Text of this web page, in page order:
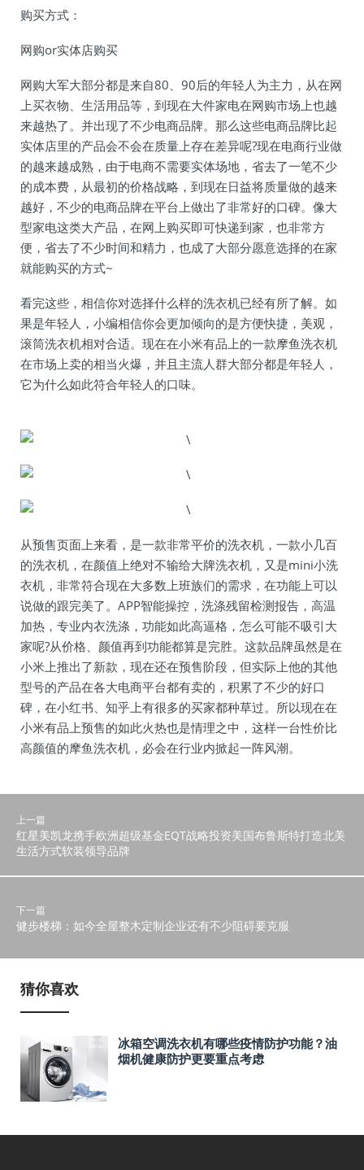
购买方式：
网购or实体店购买
网购大军大部分都是来自80、90后的年轻人为主力，从在网
上买衣物、生活用品等，到现在大件家电在网购市场上也越
来越热了。并出现了不少电商品牌。那么这些电商品牌比起
实体店里的产品会不会在质量上存在差异呢?现在电商行业做
的越来越成熟，由于电商不需要实体场地，省去了一笔不少
的成本费，从最初的价格战略，到现在日益将质量做的越来
越好，不少的电商品牌在平台上做出了非常好的口碑。像大
型家电这类大产品，在网上购买即可快递到家，也非常方
便，省去了不少时间和精力，也成了大部分愿意选择的在家
就能购买的方式~
看完这些，相信你对选择什么样的洗衣机已经有所了解。如
果是年轻人，小编相信你会更加倾向的是方便快捷，美观，
滚筒洗衣机相对合适。现在在小米有品上的一款摩鱼洗衣机
在市场上卖的相当火爆，并且主流人群大部分都是年轻人，
它为什么如此符合年轻人的口味。
从预售页面上来看，是一款非常平价的洗衣机，一款小几百
的洗衣机，在颜值上绝对不输给大牌洗衣机，又是mini小洗
衣机，非常符合现在大多数上班族们的需求，在功能上可以
说做的跟完美了。APP智能操控，洗涤残留检测报告，高温
加热，专业内衣洗涤，功能如此高逼格，怎么可能不吸引大
家呢?从价格、颜值再到功能都算是完胜。这款品牌虽然是在
小米上推出了新款，现在还在预售阶段，但实际上他的其他
型号的产品在各大电商平台都有卖的，积累了不少的好口
碑，在小红书、知乎上有很多的买家都种草过。所以现在在
小米有品上预售的如此火热也是情理之中，这样一台性价比
高颜值的摩鱼洗衣机，必会在行业内掀起一阵风潮。
上一篇
红星美凯龙携手欧洲超级基金EQT战略投资美国布鲁斯特打造北美
生活方式软装领导品牌
下一篇
健步楼梯：如今全屋整木定制企业还有不少阻碍要克服
猜你喜欢
冰箱空调洗衣机有哪些疫情防护功能？油
烟机健康防护更要重点考虑